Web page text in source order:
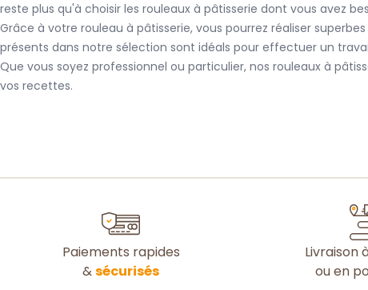
reste plus qu'à choisir les rouleaux à pâtisserie dont vous avez
Grâce à votre rouleau à pâtisserie, vous pourrez réaliser
présents dans notre sélection sont idéals pour effectuer un
Que vous soyez professionnel ou particulier, nos rouleaux à
vos recettes.
Paiements rapides
&sécurisés
Livraison
ou en